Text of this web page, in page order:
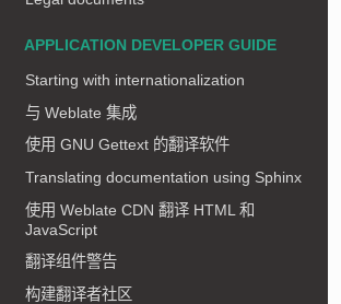
APPLICATION DEVELOPER GUIDE
Starting with internationalization
与 Weblate 集成
使用 GNU Gettext 的翻译软件
Translating documentation using Sphinx
使用 Weblate CDN 翻译 HTML 和
JavaScript
翻译组件警告
构建翻译者社区